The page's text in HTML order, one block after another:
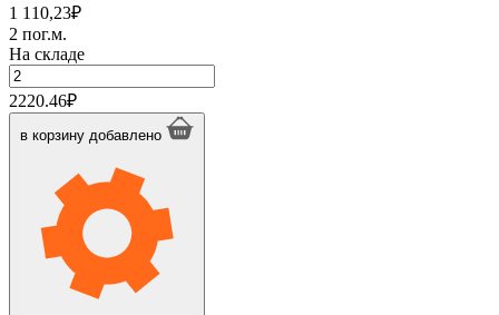
1 110,23₽
2 пог.м.
На складе
Количество
товара
Трубка
Термафлекс
2220.46₽
в корзину добавлено